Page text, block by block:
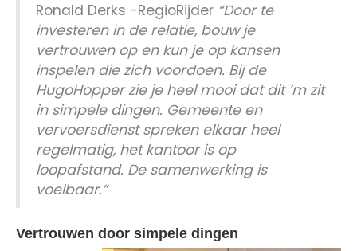
Ronald Derks -RegioRijder “Door te
investeren in de relatie, bouw je
vertrouwen op en kun je op kansen
inspelen die zich voordoen. Bij de
HugoHopper zie je heel mooi dat dit ‘m zit
in simpele dingen. Gemeente en
vervoersdienst spreken elkaar heel
regelmatig, het kantoor is op
loopafstand. De samenwerking is
voelbaar.”
Vertrouwen door simpele dingen